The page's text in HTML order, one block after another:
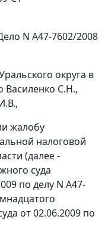
N А47-7602/2008
округа в
Василенко С.Н.,
жалобу
налоговой
(далее -
суда
по делу N А47-
от 02.06.2009 по